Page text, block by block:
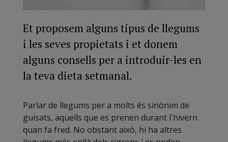
Et proposem alguns tipus de llegums
i les seves propietats i et donem
alguns consells per a introduir-les en
la teva dieta setmanal.
Parlar de llegums per a molts és sinònim de
guisats, aquells que es prenen durant l'hivern
quan fa fred. No obstant això, hi ha altres